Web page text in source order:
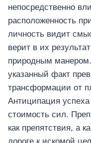
непосредственно
расположенность
личность видит
верит в их
природным
указанный факт
трансформации от
Антиципация
стоимость сил.
как препятствия, а